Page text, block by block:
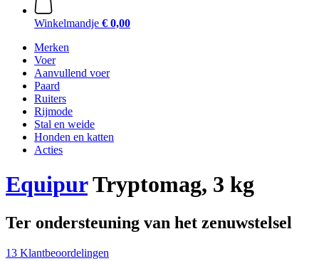
Winkelmandje € 0,00
Merken
Voer
Aanvullend voer
Paard
Ruiters
Rijmode
Stal en weide
Honden en katten
Acties
EquipurTryptomag, 3 kg
Ter ondersteuning van het zenuwstelsel
13 Klantbeoordelingen